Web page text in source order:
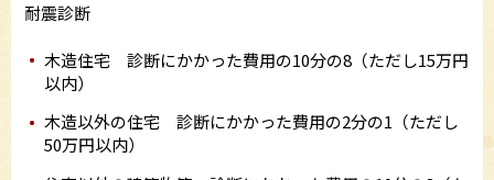
耐震診断
木造住宅 診断にかかった費用の10分の8（ただし15万円
以内）
木造以外の住宅 診断にかかった費用の2分の1（ただし
50万円以内）